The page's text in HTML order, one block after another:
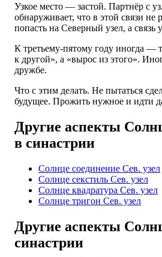
Узкое место — застой. Партнёр с
обнаруживает, что в этой связи не
попасть на Северный узел, а
К третьему-пятому году иногда —
к другой», а «вырос из этого».
дружбе.
Что с этим делать. Не пытаться
будущее. Прожить нужное и идти
Другие аспекты
в синастрии
Солнце соединение Сев. узел
Солнце секстиль Сев. узел
Солнце квадратура Сев. узел
Солнце тригон Сев. узел
Другие аспекты
синастрии